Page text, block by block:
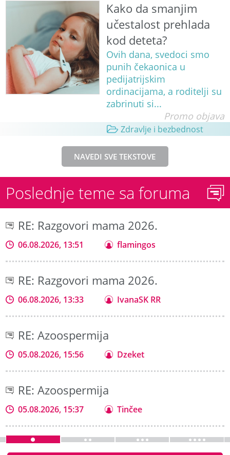
Kako da smanjim
učestalost prehlada
kod deteta?
Ovih dana, svedoci smo
punih čekaonica u
pedijatrijskim
ordinacijama, a roditelji su
zabrinuti si...
Promo objava
Zdravlje i bezbednost
NAVEDI SVE TEKSTOVE
Poslednje teme sa foruma
RE: Razgovori mama 2026.
06.08.2026, 13:51 flamingos
RE: Razgovori mama 2026.
06.08.2026, 13:33 IvanaSK RR
RE: Azoospermija
05.08.2026, 15:56 Dzeket
RE: Azoospermija
05.08.2026, 15:37 Tinčee